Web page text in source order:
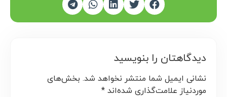
دیدگاهتان را بنویسید
نشانی ایمیل شما منتشر نخواهد شد. بخش‌های
موردنیاز علامت‌گذاری شده‌اند *